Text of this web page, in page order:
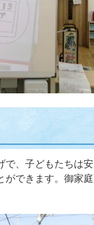
で、子どもたちは安
ができます。御家庭